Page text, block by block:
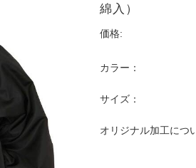
綿入）
価格:
カラー：
サイズ：
オリジナル加工につ